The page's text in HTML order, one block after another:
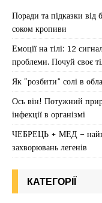
Поради та підказки від
соком кропиви
Емоції на тілі: 12
проблеми. Почуй своє
Як “розбити” солі в
Ось він! Потужний
інфекції в організмі
ЧЕБРЕЦЬ + МЕД –
захворювань легенів
КАТЕГОРІЇ